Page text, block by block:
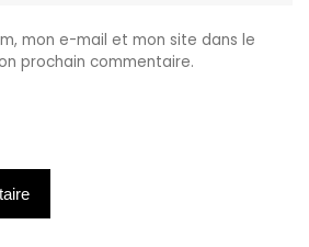
mon e-mail et mon site dans le
prochain commentaire.